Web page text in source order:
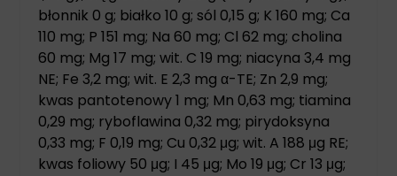
błonnik 0 g; białko 10 g; sól 0,15 g; K 160 mg; Ca
110 mg; P 151 mg; Na 60 mg; Cl 62 mg; cholina
60 mg; Mg 17 mg; wit. C 19 mg; niacyna 3,4 mg
NE; Fe 3,2 mg; wit. E 2,3 mg α-TE; Zn 2,9 mg;
kwas pantotenowy 1 mg; Mn 0,63 mg; tiamina
0,29 mg; ryboflawina 0,32 mg; pirydoksyna
0,33 mg; F 0,19 mg; Cu 0,32 μg; wit. A 188 μg RE;
kwas foliowy 50 μg; I 45 μg; Mo 19 μg; Cr 13 μg;